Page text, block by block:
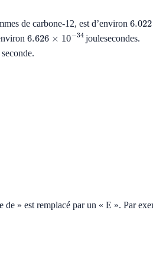
de carbone-12, est d’environ 6.022
6.626 10−34joulesecondes.
» est remplacé par un « E ». Par